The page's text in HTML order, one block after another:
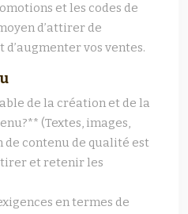
et les codes de
d’attirer de
vos ventes.
de la création et de la
(Textes, images,
de contenu de qualité est
et retenir les
en termes de